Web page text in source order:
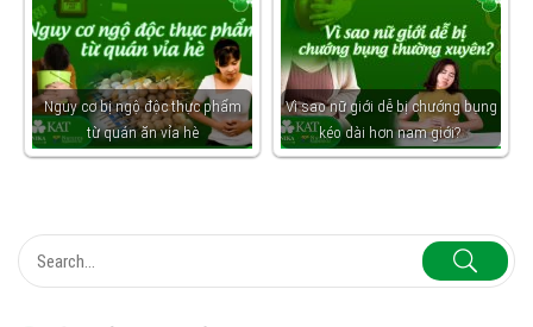
Nguy cơ bị ngộ độc thực phẩm
từ quán ăn vỉa hè
Vì sao nữ giới dễ bị chướng bụng
kéo dài hơn nam giới?